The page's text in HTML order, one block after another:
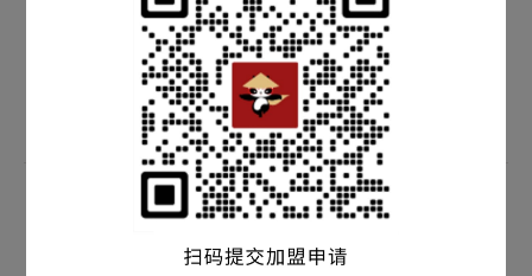
自然馋川味小酥肉 自然馋手工糍粑